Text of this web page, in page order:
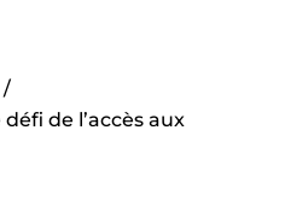
de l’accès aux